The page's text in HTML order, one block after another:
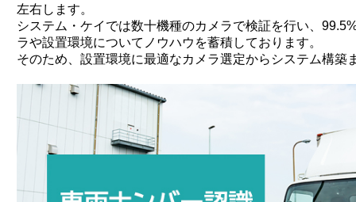
左右します。
システム・ケイでは数十機種のカメラで検証を行い、
ラや設置環境についてノウハウを蓄積しております。
そのため、設置環境に最適なカメラ選定からシステム構築